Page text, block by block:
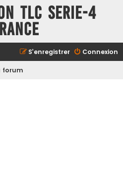
TLC SERIE-4
Connexion
S’enregistrer
forum